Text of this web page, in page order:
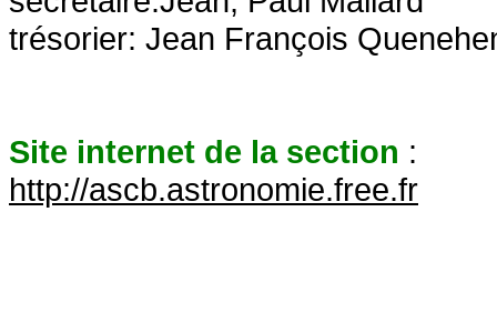
trésorier: Jean François
Site internet de la section :
http://ascb.astronomie.free.fr